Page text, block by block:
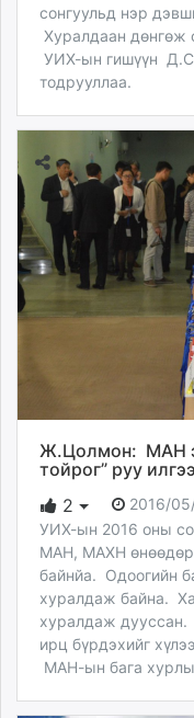
сонгуульд нэр
Хуралдаан дөнгөж
УИХ-ын гишүүн
тодрууллаа.
Ж.Цолмон: МАН
тойрог” руу
2
2016/
УИХ-ын 2016 оны
МАН, МАХН өнөөдөр
байнйа. Одоогийн
хуралдаж байна.
хуралдаж
ирц бүрдэхийг
МАН-ын бага